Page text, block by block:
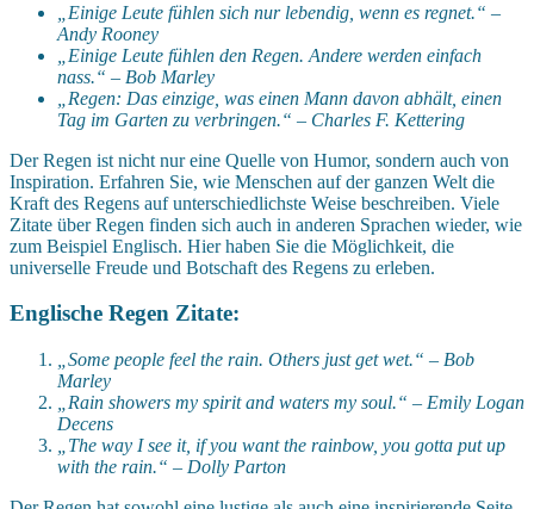
„Einige Leute fühlen sich nur lebendig, wenn es regnet.“ –
Andy Rooney
„Einige Leute fühlen den Regen. Andere werden einfach
nass.“ – Bob Marley
„Regen: Das einzige, was einen Mann davon abhält, einen
Tag im Garten zu verbringen.“ – Charles F. Kettering
Der Regen ist nicht nur eine Quelle von Humor, sondern auch von
Inspiration. Erfahren Sie, wie Menschen auf der ganzen Welt die
Kraft des Regens auf unterschiedlichste Weise beschreiben. Viele
Zitate über Regen finden sich auch in anderen Sprachen wieder, wie
zum Beispiel Englisch. Hier haben Sie die Möglichkeit, die
universelle Freude und Botschaft des Regens zu erleben.
Englische Regen Zitate:
„Some people feel the rain. Others just get wet.“ – Bob
Marley
„Rain showers my spirit and waters my soul.“ – Emily Logan
Decens
„The way I see it, if you want the rainbow, you gotta put up
with the rain.“ – Dolly Parton